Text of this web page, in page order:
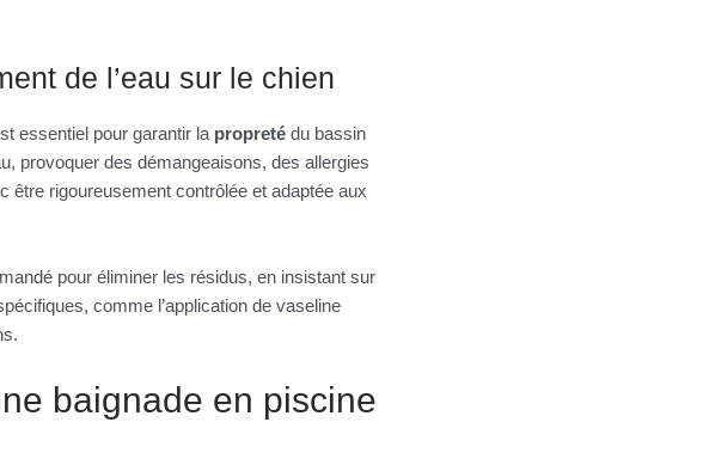
de l’eau sur le chien
essentiel pour garantir la propreté du bassin
provoquer des démangeaisons, des allergies
être rigoureusement contrôlée et adaptée aux
pour éliminer les résidus, en insistant sur
comme l’application de vaseline
baignade en piscine